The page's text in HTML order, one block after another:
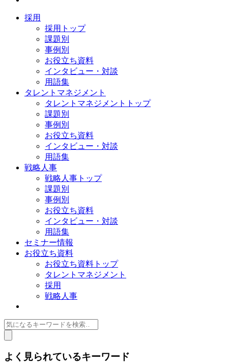
採用
採用トップ
課題別
事例別
お役立ち資料
インタビュー・対談
用語集
タレントマネジメント
タレントマネジメントトップ
課題別
事例別
お役立ち資料
インタビュー・対談
用語集
戦略人事
戦略人事トップ
課題別
事例別
お役立ち資料
インタビュー・対談
用語集
セミナー情報
お役立ち資料
お役立ち資料トップ
タレントマネジメント
採用
戦略人事
よく見られているキーワード